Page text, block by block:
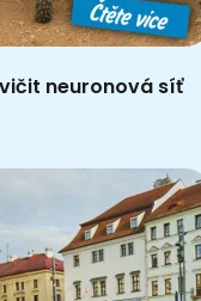
neuronová síť